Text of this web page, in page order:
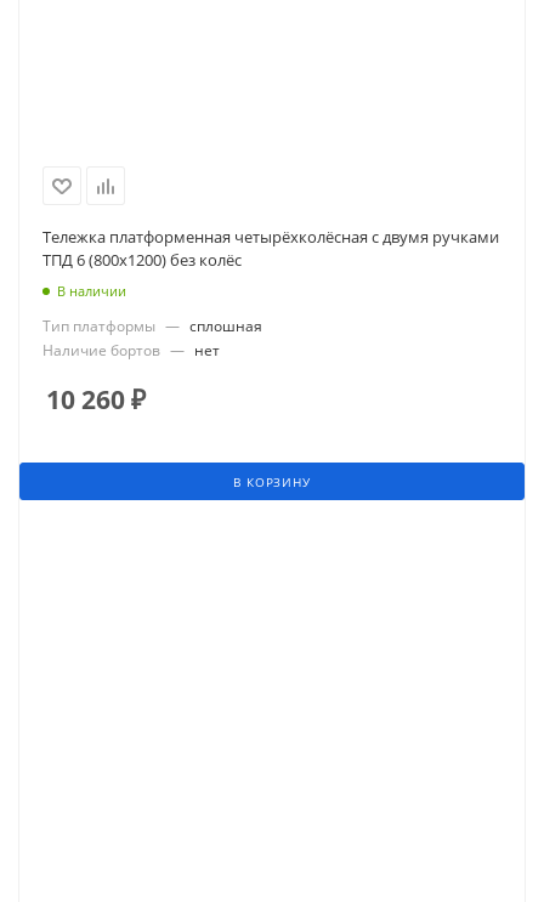
Тележка платформенная четырёхколёсная с двумя ручками
ТПД 6 (800х1200) без колёс
В наличии
Тип платформы — сплошная
Наличие бортов — нет
10 260₽
В КОРЗИНУ